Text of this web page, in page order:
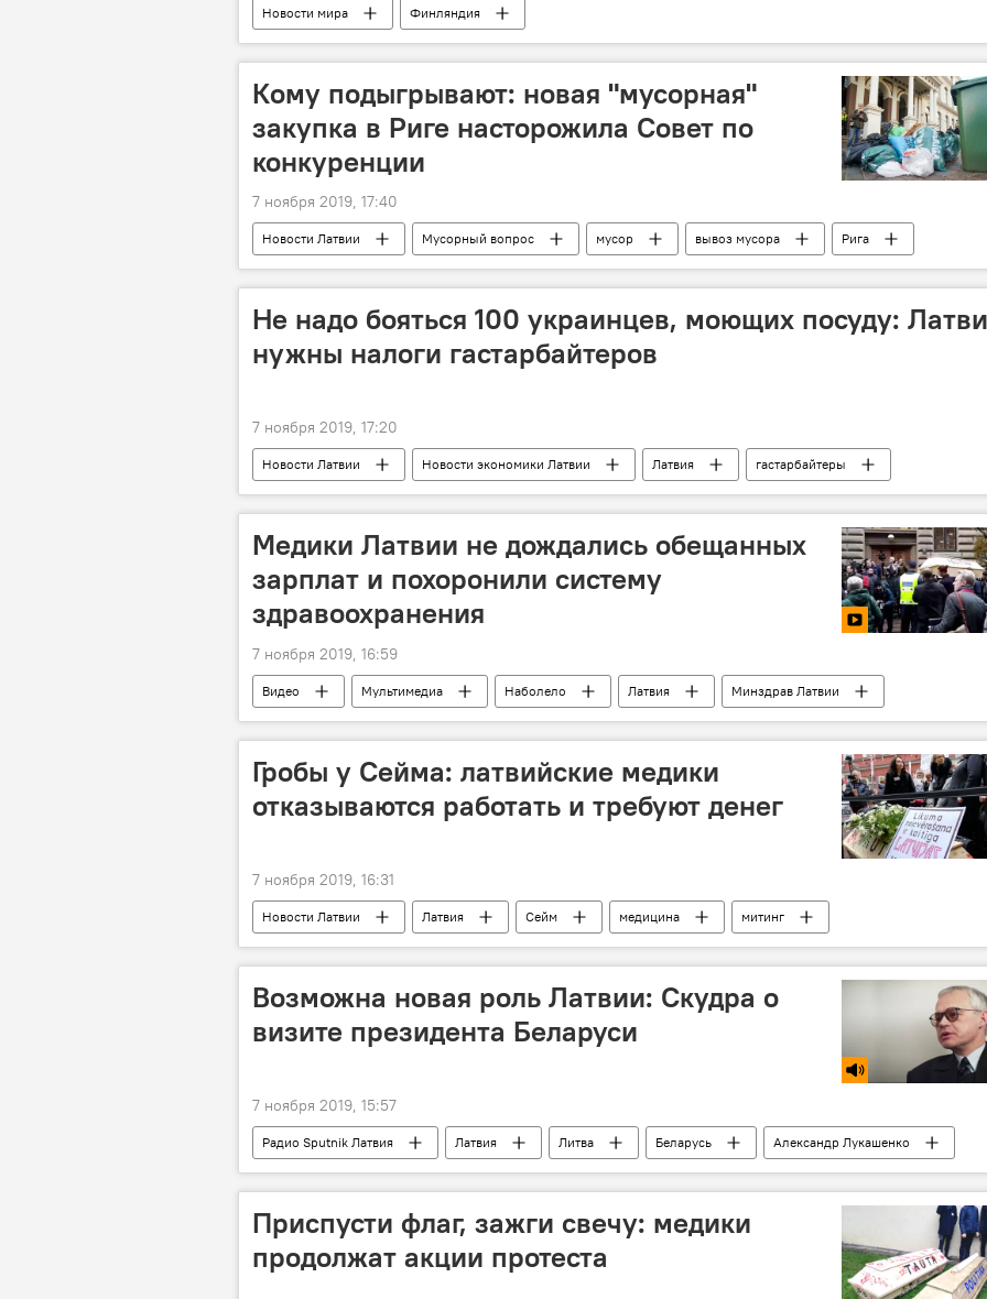
Новости мира Финляндия
Кому подыгрывают: новая "мусорная"
закупка в Риге насторожила Совет по
конкуренции
7 ноября 2019, 17:40
Новости Латвии Мусорный вопрос мусор вывоз мусора
Рига
закупка
Не надо бояться 100 украинцев, моющих посуду:
нужны налоги гастарбайтеров
7 ноября 2019, 17:20
Новости Латвии Новости экономики Латвии Латвия
гастарбайтеры
Рамона Петравича
Министерство благосостояния
Медики Латвии не дождались обещанных
зарплат и похоронили систему
здравоохранения
7 ноября 2019, 16:59
Видео Мультимедиа Наболело Латвия
Минздрав Латвии
здоровье
медики медицина митинг
Гробы у Сейма: латвийские медики
отказываются работать и требуют денег
7 ноября 2019, 16:31
Новости Латвии Латвия Сейм медицина митинг
Возможна новая роль Латвии: Скудра о
визите президента Беларуси
7 ноября 2019, 15:57
Радио Sputnik Латвия Латвия Литва Беларусь
Александр Лукашенко
Оярс Скудра
геополитика президент
Приспусти флаг, зажги свечу: медики
продолжат акции протеста